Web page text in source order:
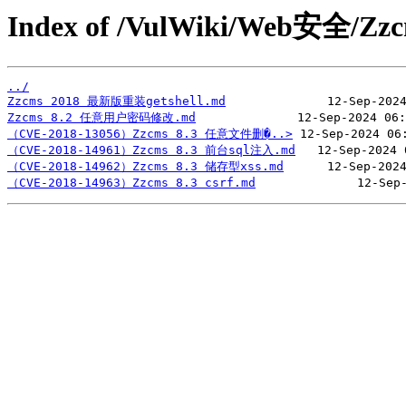
Index of /VulWiki/Web安全/
../
Zzcms 2018 最新版重装getshell.md
Zzcms 8.2 任意用户密码修改.md
（CVE-2018-13056）Zzcms 8.3 任意文件删�..>
（CVE-2018-14961）Zzcms 8.3 前台sql注入.md
（CVE-2018-14962）Zzcms 8.3 储存型xss.md
（CVE-2018-14963）Zzcms 8.3 csrf.md